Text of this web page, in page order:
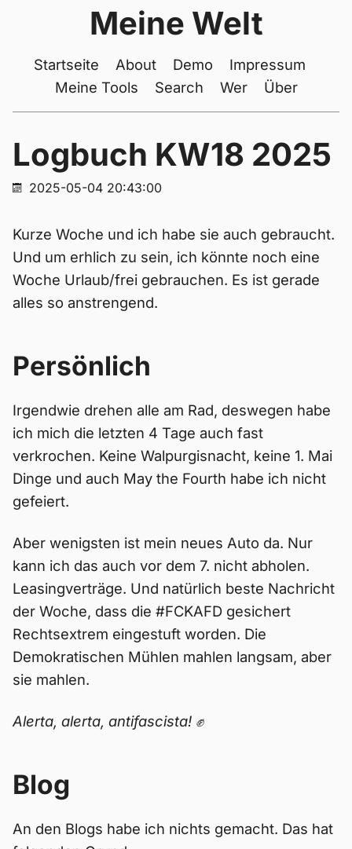
Meine Welt
Startseite About Demo
Impressum
Meine Tools
Search Wer Über
Logbuch KW18 2025
2025-05-04 20:43:00
Kurze Woche und ich habe sie auch gebraucht.
Und um erhlich zu sein, ich könnte noch eine
Woche Urlaub/frei gebrauchen. Es ist gerade
alles so anstrengend.
Persönlich
Irgendwie drehen alle am Rad, deswegen habe
ich mich die letzten 4 Tage auch fast
verkrochen. Keine Walpurgisnacht, keine 1. Mai
Dinge und auch May the Fourth habe ich nicht
gefeiert.
Aber wenigsten ist mein neues Auto da. Nur
kann ich das auch vor dem 7. nicht abholen.
Leasingverträge. Und natürlich beste Nachricht
der Woche, dass die #FCKAFD gesichert
Rechtsextrem eingestuft worden. Die
Demokratischen Mühlen mahlen langsam, aber
sie mahlen.
Alerta, alerta, antifascista! ✊
Blog
An den Blogs habe ich nichts gemacht. Das hat